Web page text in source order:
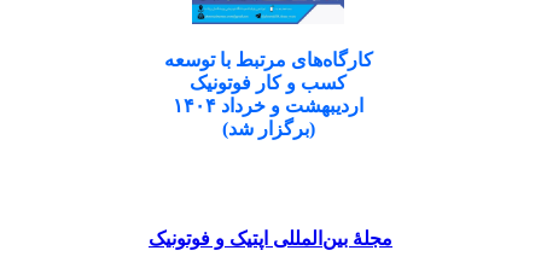
کارگاه‌های مرتبط با توسعه
کسب و کار فوتونیک
اردیبهشت و خرداد ۱۴۰۴
(برگزار شد)
مجلۀ بین‌المللی اپتیک و فوتونیک